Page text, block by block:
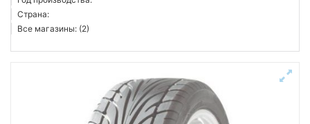
Страна:
Все магазины: (2)